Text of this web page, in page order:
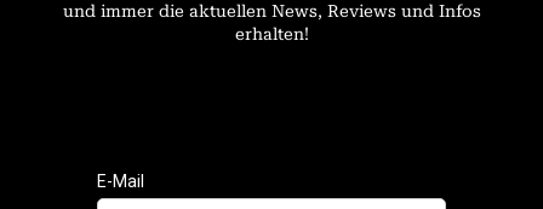
und immer die aktuellen News, Reviews und Infos
erhalten!